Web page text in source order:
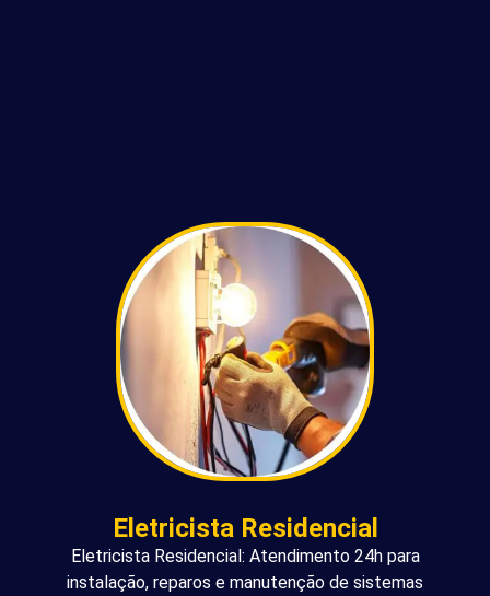
Eletricista Residencial
Eletricista Residencial: Atendimento 24h para
instalação, reparos e manutenção de sistemas